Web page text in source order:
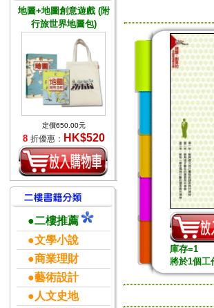
地圖+地圖創意遊戲 (附
行旅世界地圖包)
定價650.00元
8 折優惠： HK$520
●二樓推薦
●文學小說
●商業理財
●藝術設計
●人文史地
庫存=1
將於1個工